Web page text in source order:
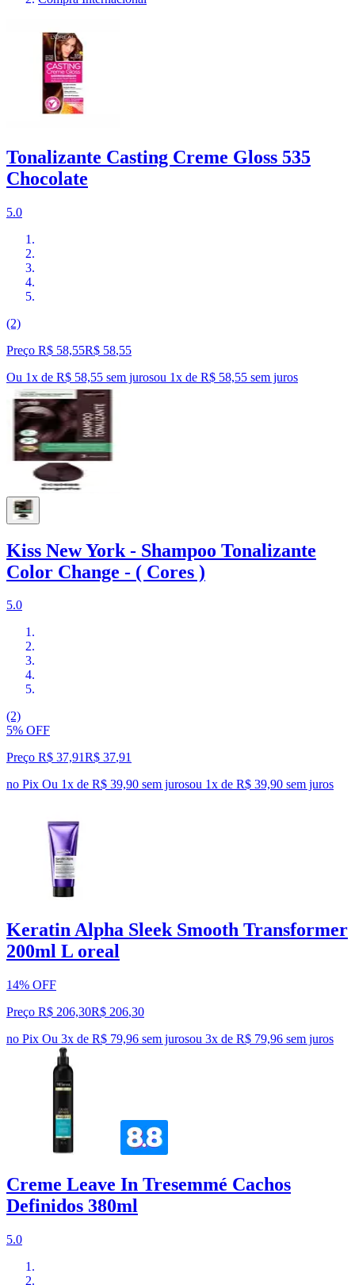
Tonalizante Casting Creme Gloss 535
Chocolate
5.0
(2)
Preço R$ 58,55R$ 58,55
Ou 1x de R$ 58,55 sem jurosou 1x de R$ 58,55 sem juros
Kiss New York - Shampoo Tonalizante
Color Change - ( Cores )
5.0
(2)
5% OFF
Preço R$ 37,91R$ 37,91
no Pix Ou 1x de R$ 39,90 sem jurosou 1x de R$ 39,90 sem juros
Keratin Alpha Sleek Smooth Transformer
200ml L oreal
14% OFF
Preço R$ 206,30R$ 206,30
no Pix Ou 3x de R$ 79,96 sem jurosou 3x de R$ 79,96 sem juros
Creme Leave In Tresemmé Cachos
Definidos 380ml
5.0